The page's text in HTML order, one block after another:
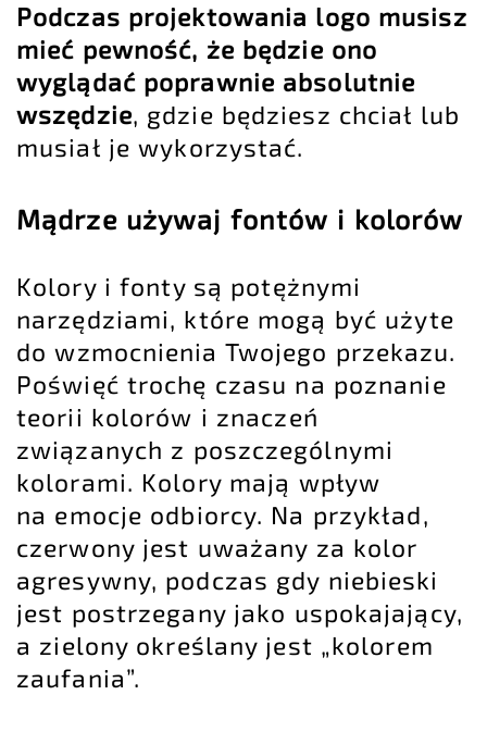
Podczas projektowania logo musisz
mieć pewność, że będzie ono
wyglądać poprawnie absolutnie
wszędzie, gdzie będziesz chciał lub
musiał je wykorzystać.
Mądrze używaj fontów i kolorów
Kolory i fonty są potężnymi
narzędziami, które mogą być użyte
do wzmocnienia Twojego przekazu.
Poświęć trochę czasu na poznanie
teorii kolorów i znaczeń
związanych z poszczególnymi
kolorami. Kolory mają wpływ
na emocje odbiorcy. Na przykład,
czerwony jest uważany za kolor
agresywny, podczas gdy niebieski
jest postrzegany jako uspokajający,
a zielony określany jest „kolorem
zaufania”.